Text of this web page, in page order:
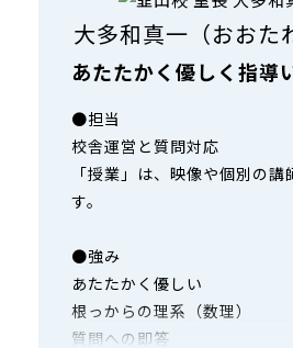
大多和真一（おおた
あたたかく優しく指導
●担当
校舎運営と質問対応
「授業」は、映像や個別の
す。
●強み
あたたかく優しい
根っからの理系（数理）
質問への即答